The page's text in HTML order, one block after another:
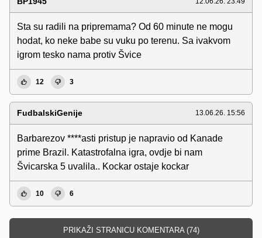
Sta su radili na pripremama? Od 60 minute ne mogu
hodat, ko neke babe su vuku po terenu. Sa ivakvom
igrom tesko nama protiv Švice
12 3
FudbalskiGenije 13.06.26. 15:56
Barbarezov ****asti pristup je napravio od Kanade
prime Brazil. Katastrofalna igra, ovdje bi nam
Švicarska 5 uvalila.. Kockar ostaje kockar
10 6
PRIKAŽI STRANICU KOMENTARA (74)